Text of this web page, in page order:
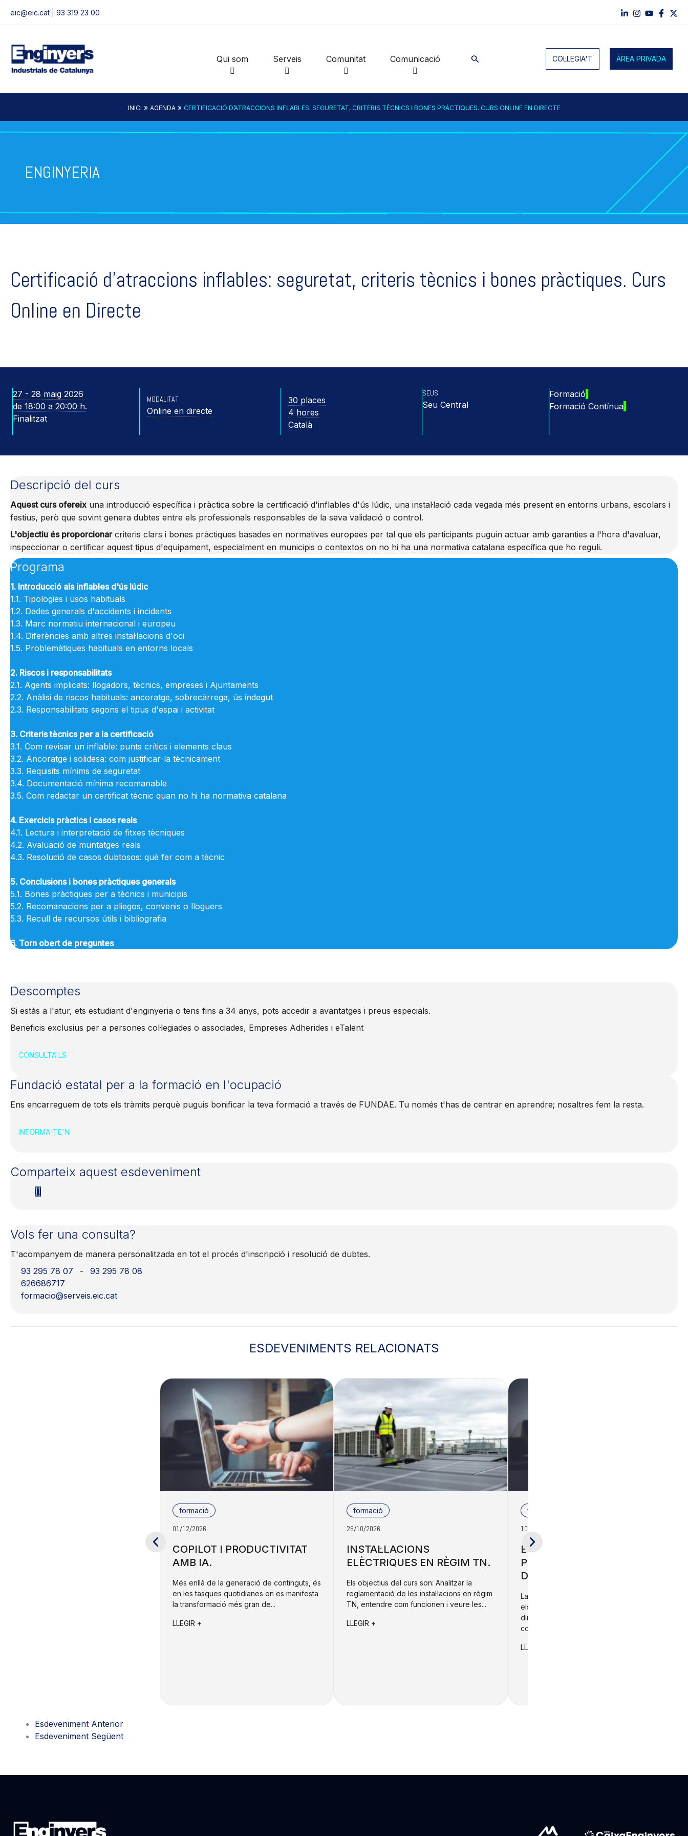
eic@eic.cat 93 319 23 00
Qui som Serveis Comunitat Comunicació Cerca COL·LEGIA'T ÀREA PRIVADA
INICI » AGENDA » CERTIFICACIÓ D’ATRACCIONS INFLABLES: SEGURETAT, CRITERIS TÈCNICS I BONES PRÀCTIQUES. CURS ONLINE EN DIRECTE
ENGINYERIA
Certificació d’atraccions inflables: seguretat, criteris tècnics i bones pràctiques. Curs
Online en Directe
27 - 28 maig 2026
de 18:00 a 20:00 h.
Finalitzat
MODALITAT
Online en directe
30 places
4 hores
Català
SEUS
Seu Central
Formació
Formació Contínua
Descripció del curs
Aquest curs ofereix una introducció específica i pràctica sobre la certificació d'inflables d'ús lúdic, una instal·lació cada vegada més present en entorns urbans, escolars i
festius, però que sovint genera dubtes entre els professionals responsables de la seva validació o control.
L'objectiu és proporcionarcriteris clars i bones pràctiques basades en normatives europees per tal que els participants puguin actuar amb garanties a l'hora d'avaluar,
inspeccionar o certificar aquest tipus d'equipament, especialment en municipis o contextos on no hi ha una normativa catalana específica que ho reguli.
Programa
1. Introducció als inflables d'ús lúdic
1.1. Tipologies i usos habituals
1.2. Dades generals d'accidents i incidents
1.3. Marc normatiu internacional i europeu
1.4. Diferències amb altres instal·lacions d'oci
1.5. Problemàtiques habituals en entorns locals
2. Riscos i responsabilitats
2.1. Agents implicats: llogadors, tècnics, empreses i Ajuntaments
2.2. Anàlisi de riscos habituals: ancoratge, sobrecàrrega, ús indegut
2.3. Responsabilitats segons el tipus d'espai i activitat
3. Criteris tècnics per a la certificació
3.1. Com revisar un inflable: punts crítics i elements claus
3.2. Ancoratge i solidesa: com justificar-la tècnicament
3.3. Requisits mínims de seguretat
3.4. Documentació mínima recomanable
3.5. Com redactar un certificat tècnic quan no hi ha normativa catalana
4. Exercicis pràctics i casos reals
4.1. Lectura i interpretació de fitxes tècniques
4.2. Avaluació de muntatges reals
4.3. Resolució de casos dubtosos: què fer com a tècnic
5. Conclusions i bones pràctiques generals
5.1. Bones pràctiques per a tècnics i municipis
5.2. Recomanacions per a pliegos, convenis o lloguers
5.3. Recull de recursos útils i bibliografia
6. Torn obert de preguntes
Descomptes
Si estàs a l'atur, ets estudiant d'enginyeria o tens fins a 34 anys, pots accedir a avantatges i preus especials.
Beneficis exclusius per a persones col·legiades o associades, Empreses Adherides i eTalent
CONSULTA'LS
Fundació estatal per a la formació en l'ocupació
Ens encarreguem de tots els tràmits perquè puguis bonificar la teva formació a través de FUNDAE. Tu només t'has de centrar en aprendre; nosaltres fem la resta.
INFORMA-TE'N
Vols fer una consulta?
T'acompanyem de manera personalitzada en tot el procés d'inscripció i resolució de dubtes.
93 295 78 07
-
93 295 78 08
626686717
formacio@serveis.eic.cat
Comparteix aquest esdeveniment
ESDEVENIMENTS RELACIONATS
formació
01/12/2026
COPILOT I PRODUCTIVITAT
AMB IA.
Més enllà de la generació de continguts, és
en les tasques quotidianes on es manifesta
la transformació més gran de...
LLEGIR +
formació
26/10/2026
INSTAL·LACIONS
ELÈCTRIQUES EN RÈGIM TN.
Els objectius del curs son: Analitzar la
reglamentació de les instal·lacions en règim
TN, entendre com funcionen i veure les...
LLEGIR +
formació
10/12/2026
EL TEU PRIMER AGENT D’IA
PER A FINANCES I CONTROL
DE GESTIÓ
La intel·ligència artificial està transformant
els departaments financers. Controllers,
directors financers i responsables de
control de gestió reben pressió creixent...
LLEGIR +
Esdeveniment Anterior
Esdeveniment Següent